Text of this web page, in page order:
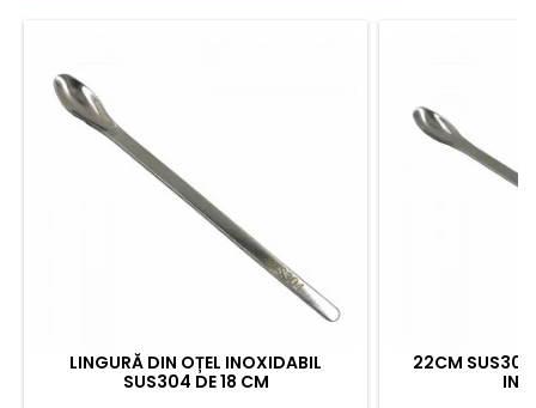
LINGURĂ DIN OȚEL INOXIDABIL
SUS304 DE 18 CM
22CM SUS304